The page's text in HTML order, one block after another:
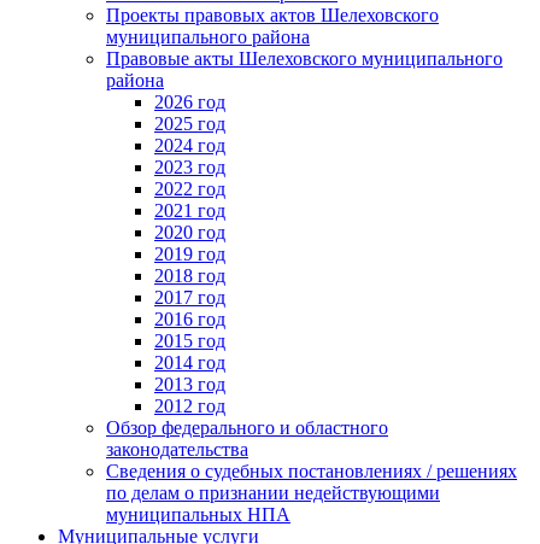
Проекты правовых актов Шелеховского
муниципального района
Правовые акты Шелеховского муниципального
района
2026 год
2025 год
2024 год
2023 год
2022 год
2021 год
2020 год
2019 год
2018 год
2017 год
2016 год
2015 год
2014 год
2013 год
2012 год
Обзор федерального и областного
законодательства
Сведения о судебных постановлениях / решениях
по делам о признании недействующими
муниципальных НПА
Муниципальные услуги